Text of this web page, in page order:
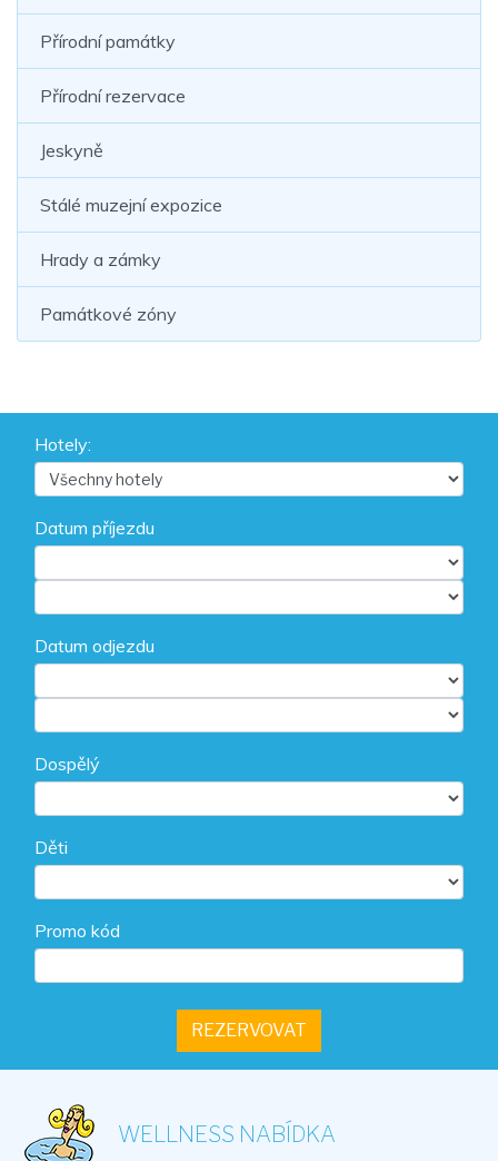
Přírodní památky
Přírodní rezervace
Jeskyně
Stálé muzejní expozice
Hrady a zámky
Památkové zóny
Hotely:
Datum příjezdu
Datum odjezdu
Dospělý
Děti
Promo kód
WELLNESS NABÍDKA